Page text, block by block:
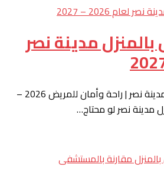
مدينة نصر
💧 تركيب محلول بالمنزل مدينة نصر | راحة وأمان للمريض 2026 –